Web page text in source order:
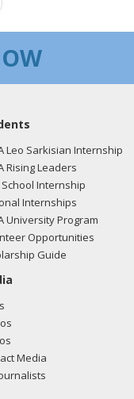
Leo Sarkisian Internship
Rising Leaders
Internship
Internships
University Program
Opportunities
Guide
Media